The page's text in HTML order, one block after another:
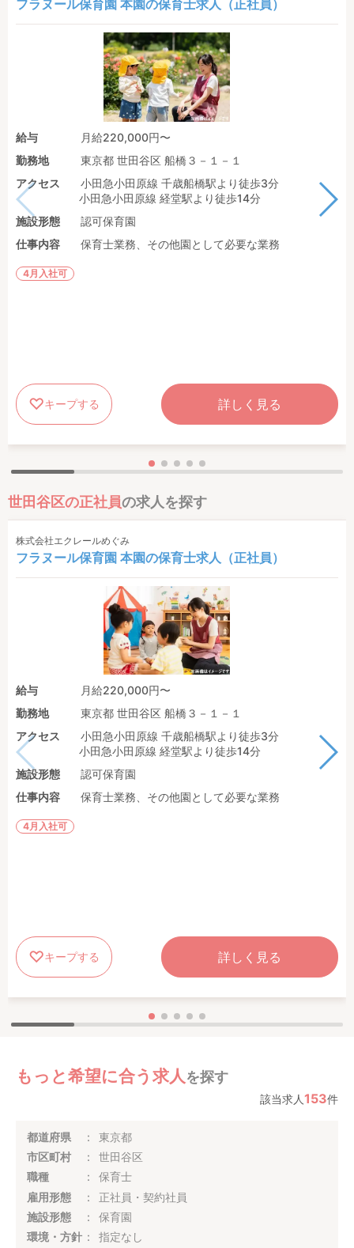
フラヌール保育園 本園の保育士求人（正社員）
給与
月給220,000円〜
勤務地
東京都 世田谷区 船橋３－１－１
アクセス
小田急小田原線 千歳船橋駅より徒歩3分
小田急小田原線 経堂駅より徒歩14分
施設形態
認可保育園
仕事内容
保育士業務、その他園として必要な業務
4月入社可
キープする 詳しく見る
世田谷区の正社員の求人を探す
株式会社エクレールめぐみ
フラヌール保育園 本園の保育士求人（正社員）
給与
月給220,000円〜
勤務地
東京都 世田谷区 船橋３－１－１
アクセス
小田急小田原線 千歳船橋駅より徒歩3分
小田急小田原線 経堂駅より徒歩14分
施設形態
認可保育園
仕事内容
保育士業務、その他園として必要な業務
4月入社可
キープする 詳しく見る
もっと希望に合う求人 を探す
該当求人153件
都道府県
東京都
市区町村
世田谷区
職種
保育士
雇用形態
正社員・契約社員
施設形態
保育園
環境・方針
指定なし